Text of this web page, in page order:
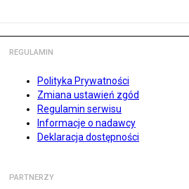
REGULAMIN
Polityka Prywatności
Zmiana ustawień zgód
Regulamin serwisu
Informacje o nadawcy
Deklaracja dostępności
PARTNERZY